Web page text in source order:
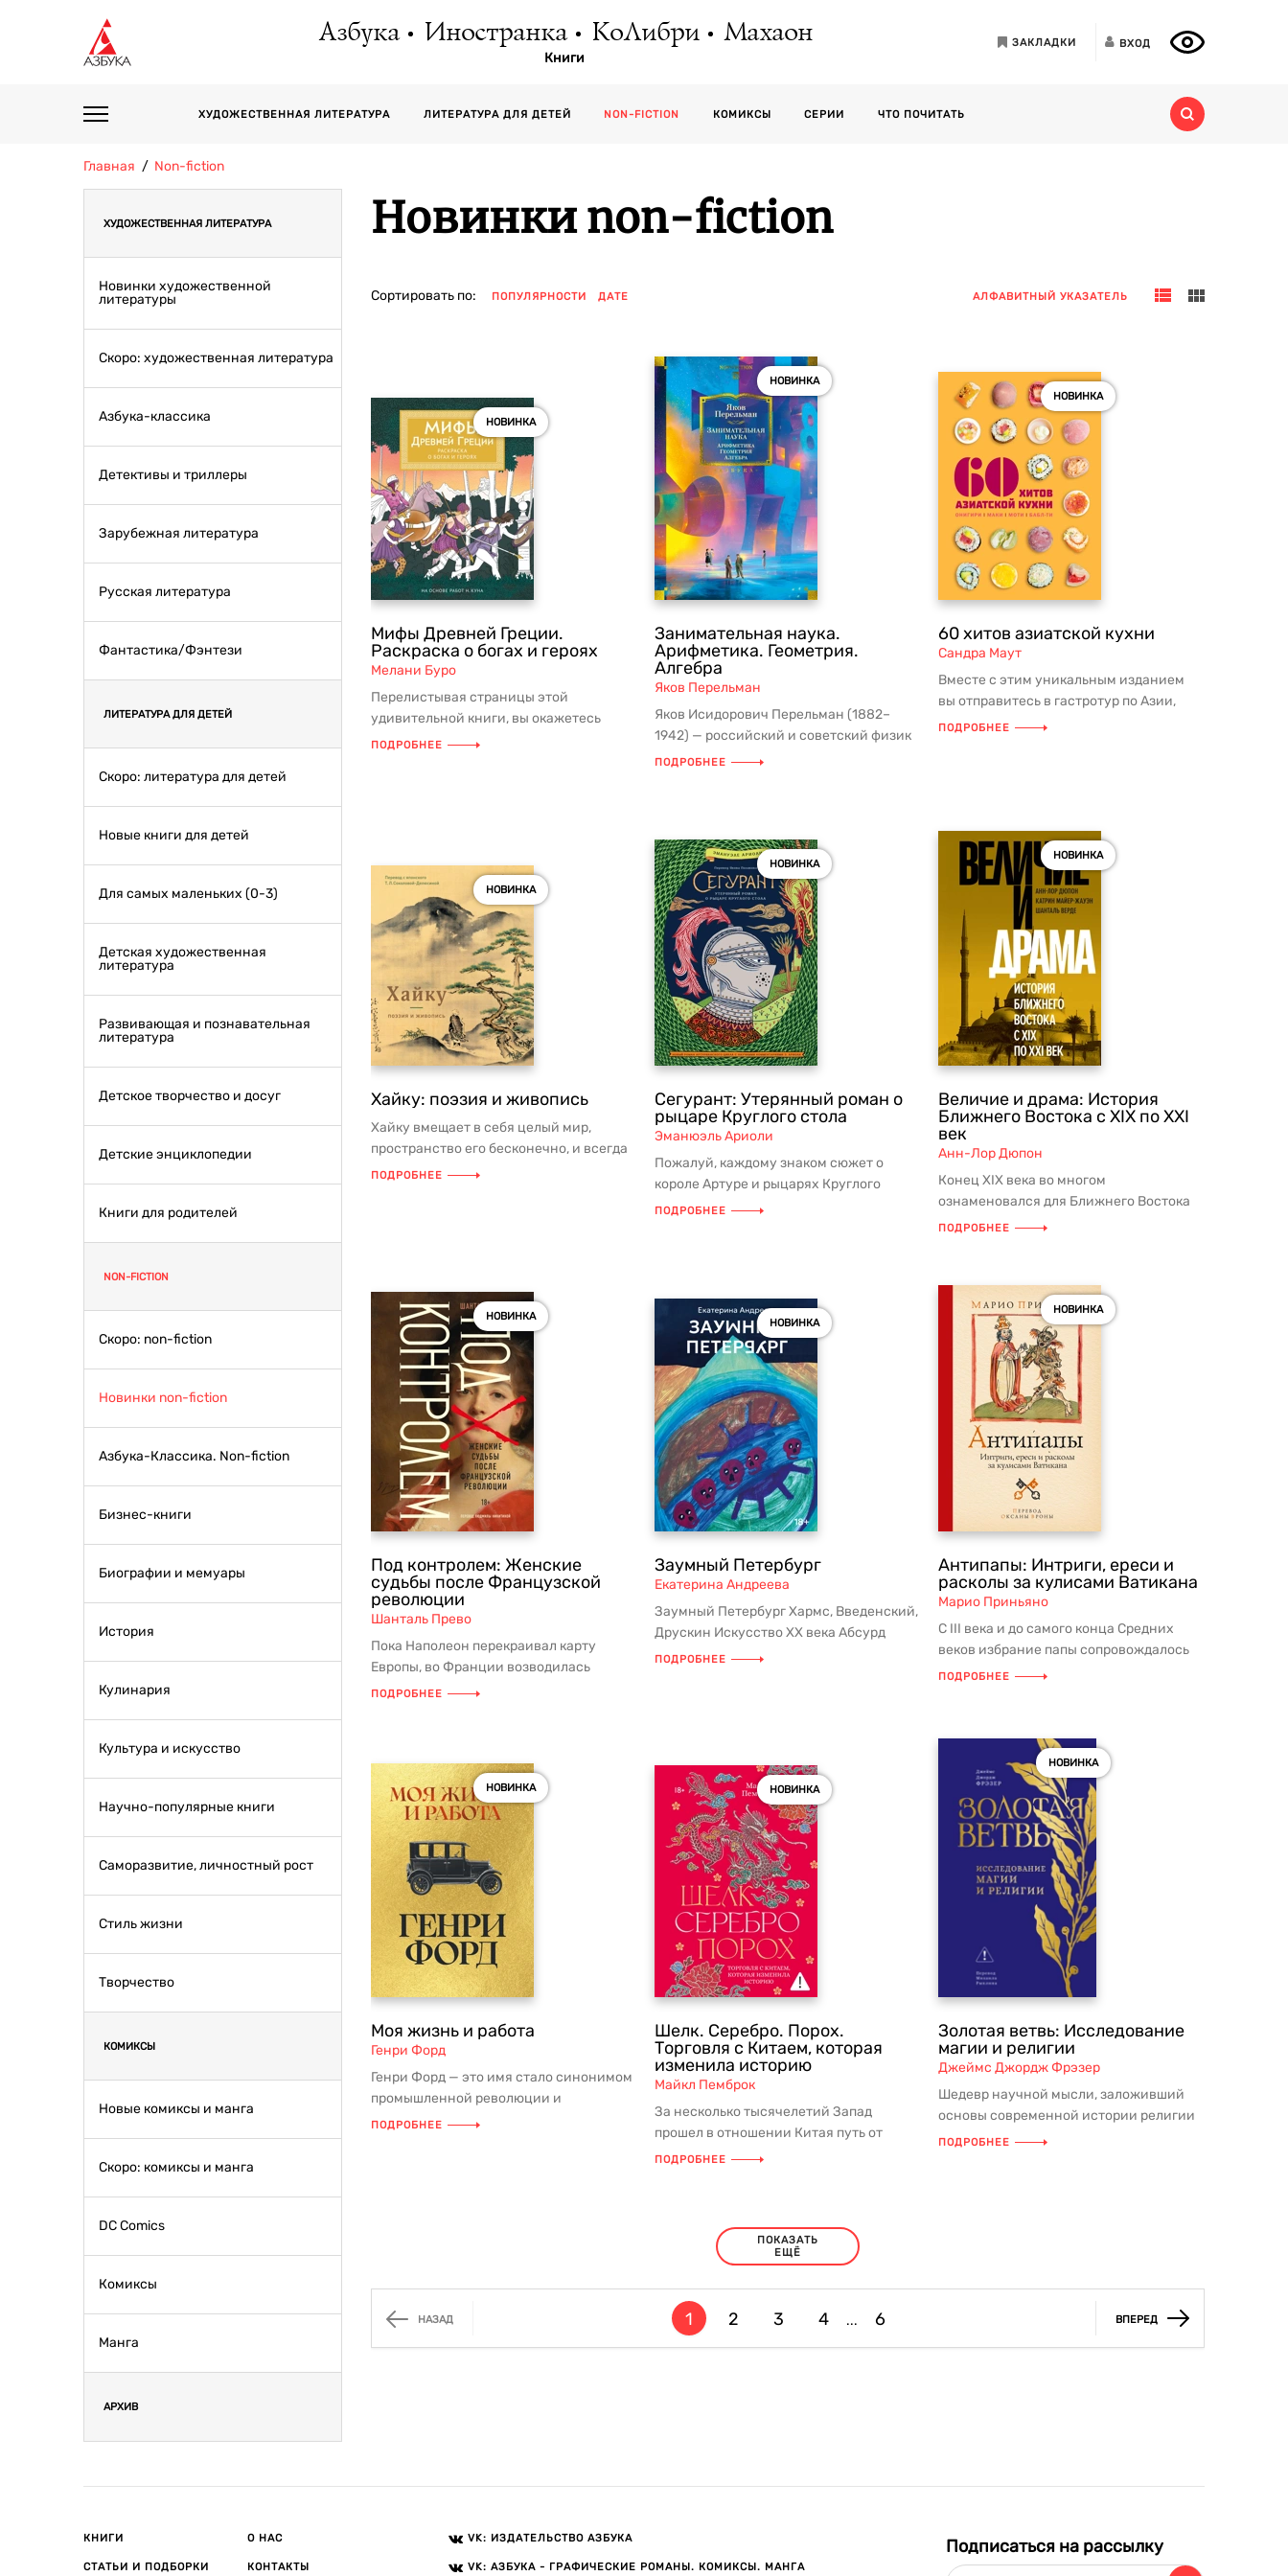
Азбука Иностранка КоЛибри Махаон
Книги
ЗАКЛАДКИ ВХОД
ХУДОЖЕСТВЕННАЯ ЛИТЕРАТУРА ЛИТЕРАТУРА ДЛЯ ДЕТЕЙ NON-FICTION КОМИКСЫ СЕРИИ ЧТО ПОЧИТАТЬ
Главная Non-fiction
ХУДОЖЕСТВЕННАЯ ЛИТЕРАТУРА
Новинки художественной
литературы
Скоро: художественная литература
Азбука-классика
Детективы и триллеры
Зарубежная литература
Русская литература
Фантастика/Фэнтези
ЛИТЕРАТУРА ДЛЯ ДЕТЕЙ
Скоро: литература для детей
Новые книги для детей
Для самых маленьких (0-3)
Детская художественная
литература
Развивающая и познавательная
литература
Детское творчество и досуг
Детские энциклопедии
Книги для родителей
NON-FICTION
Скоро: non-fiction
Новинки non-fiction
Азбука-Классика. Non-fiction
Бизнес-книги
Биографии и мемуары
История
Кулинария
Культура и искусство
Научно-популярные книги
Саморазвитие, личностный рост
Стиль жизни
Творчество
КОМИКСЫ
Новые комиксы и манга
Скоро: комиксы и манга
DC Comics
Комиксы
Манга
АРХИВ
Новинки non-fiction
Сортировать по: ПОПУЛЯРНОСТИ ДАТЕ АЛФАВИТНЫЙ УКАЗАТЕЛЬ
НОВИНКА
Мифы Древней Греции.
Раскраска о богах и героях
Мелани Буро
Перелистывая страницы этой
удивительной книги, вы окажетесь
рядом с легендарными героями,
ПОДРОБНЕЕ
НОВИНКА
Занимательная наука.
Арифметика. Геометрия.
Алгебра
Яков Перельман
Яков Исидорович Перельман (1882–
1942) — российский и советский физик
и математик, создатель особого ...
ПОДРОБНЕЕ
НОВИНКА
60 хитов азиатской кухни
Сандра Маут
Вместе с этим уникальным изданием
вы отправитесь в гастротур по Азии,
наслаждаясь местными кулинарны...
ПОДРОБНЕЕ
НОВИНКА
Хайку: поэзия и живопись
Хайку вмещает в себя целый мир,
пространство его бесконечно, и всегда
это краткий момент настоящего ...
ПОДРОБНЕЕ
НОВИНКА
Сегурант: Утерянный роман о
рыцаре Круглого стола
Эманюэль Ариоли
Пожалуй, каждому знаком сюжет о
короле Артуре и рыцарях Круглого
стола. Может показаться, что мы зна...
ПОДРОБНЕЕ
НОВИНКА
Величие и драма: История
Ближнего Востока с XIX по XXI
век
Анн-Лор Дюпон
Конец XIX века во многом
ознаменовался для Ближнего Востока
временем глубоких перемен и дал
ПОДРОБНЕЕ
НОВИНКА
Под контролем: Женские
судьбы после Французской
революции
Шанталь Прево
Пока Наполеон перекраивал карту
Европы, во Франции возводилась
«гранитная глыба» Гражданского
ПОДРОБНЕЕ
НОВИНКА
Заумный Петербург
Екатерина Андреева
Заумный Петербург Хармс, Введенский,
Друскин Искусство ХХ века Абсурд
Лауреат премии Андрея Бел...
ПОДРОБНЕЕ
НОВИНКА
Антипапы: Интриги, ереси и
расколы за кулисами Ватикана
Марио Приньяно
С III века и до самого конца Средних
веков избрание папы сопровождалось
разногласиями и конфликтами....
ПОДРОБНЕЕ
НОВИНКА
Моя жизнь и работа
Генри Форд
Генри Форд — это имя стало синонимом
промышленной революции и
автомобильной эры. Созданная им в
ПОДРОБНЕЕ
НОВИНКА
Шелк. Серебро. Порох.
Торговля с Китаем, которая
изменила историю
Майкл Пемброк
За несколько тысячелетий Запад
прошел в отношении Китая путь от
восхищения до презрения и вновь к
ПОДРОБНЕЕ
НОВИНКА
Золотая ветвь: Исследование
магии и религии
Джеймс Джордж Фрэзер
Шедевр научной мысли, заложивший
основы современной истории религии
и коренным образом изменивший пр...
ПОДРОБНЕЕ
ПОКАЗАТЬ
ЕЩЁ
НАЗАД 1 2 3 4 ... 6 ВПЕРЕД
КНИГИ
СТАТЬИ И ПОДБОРКИ
О НАС
КОНТАКТЫ
VK: ИЗДАТЕЛЬСТВО АЗБУКА
VK: АЗБУКА - ГРАФИЧЕСКИЕ РОМАНЫ. КОМИКСЫ. МАНГА
Подписаться на рассылку